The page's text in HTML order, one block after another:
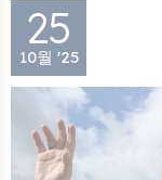
25
10월 '25